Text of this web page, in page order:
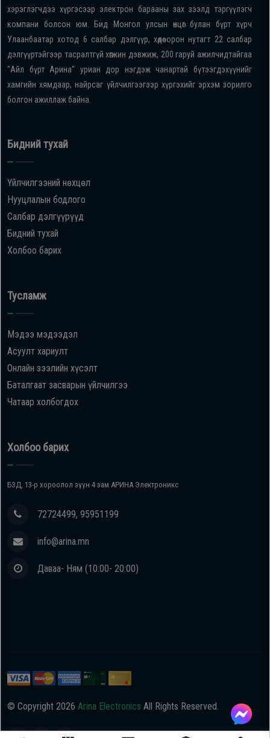
хэрэглэгчдээ хүргэсээр электрон барааны зах зээлд тэргүүлэгч
компани болсон юм. Бид Монгол улсын өнцөг булан бүрт хүрч
Улаанбаатар хотод 6 салбар дэлгүүр, хөдөө орон нутагт 22 салбар
дэлгүүртэйгээр тасралтгүй хөгжин дэвжиж, 200 гаруй ажилчидтайгаа
"Айл бүрт Арина" уриан дор нэгдэж чанартай бүтээгдэхүүнийг
хамгийн хямдаар, найрсаг үйлчилгээгээр хүргэхийг эрхэм зорилго
болгон ажиллаж байна.
Бидний тухай
Үйлчилгээний нөхцөл
Нууцлалын бодлого
Салбар дэлгүүрүүд
Бидний тухай
Холбоо барих
Тусламж
Мэдээ мэдээдэл
Асуулт хариулт
Онлайн зээлийн хүсэлт
Баталгаат засварын үйлчилгээ
Чатаар холбогдох
Холбоо барих
БЗД, 13-р хороолол зүүн 4 зам АРИНА Электроникс
72724499, 95951199
info@arina.mn
Даваа- Ням (10:00- 20:00)
© Copyright 2026 Arina Electronics All Rights Reserved.